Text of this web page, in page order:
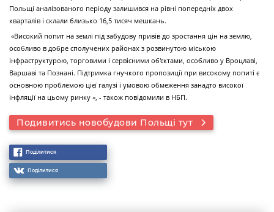
Польщі аналізованого періоду залишився на рівні попередніх двох
кварталів і склали близько 16,5 тисяч мешкань.
«Високий попит на землі під забудову привів до зростання цін на землю,
особливо в добре сполучених районах з розвинутою міською
інфраструктурою, торговими і сервісними об'єктами, особливо у Вроцлаві,
Варшаві та Познані. Підтримка гнучкого пропозиції при високому попиті є
основною проблемою цієї галузі і умовою обмеження занадто високої
інфляції на цьому ринку », - також повідомили в НБП.
Подивитись новобудови Польщі тут
Поділитися
Поділитися